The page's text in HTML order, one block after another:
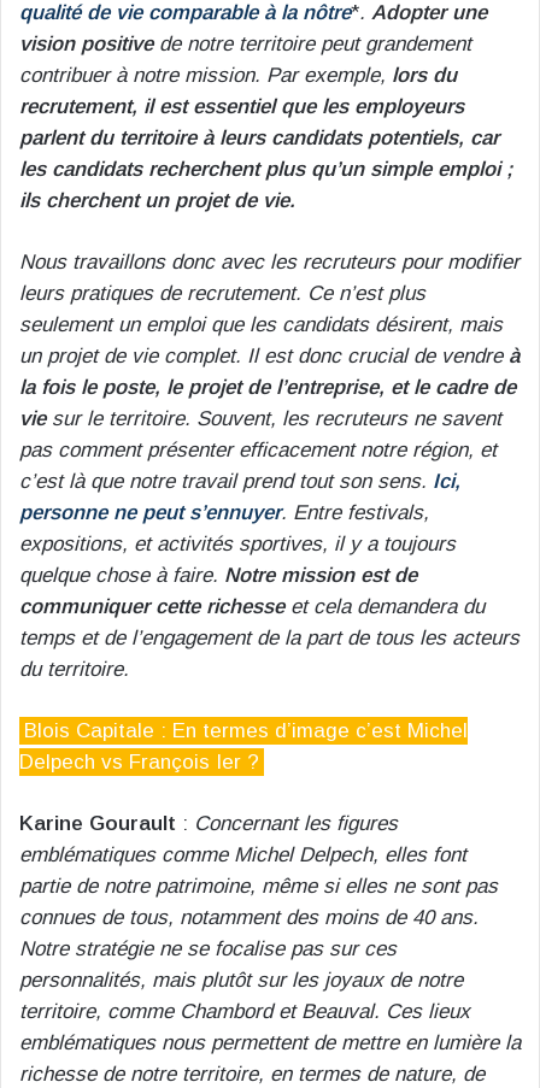
qualité de vie comparable à la nôtre*. Adopter une
vision positivede notre territoire peut grandement
contribuer à notre mission. Par exemple, lors du
recrutement, il est essentiel que les employeurs
parlent du territoire à leurs candidats potentiels, car
les candidats recherchent plus qu’un simple emploi ;
ils cherchent un projet de vie.
Nous travaillons donc avec les recruteurs pour modifier
leurs pratiques de recrutement. Ce n’est plus
seulement un emploi que les candidats désirent, mais
un projet de vie complet. Il est donc crucial de vendre à
la fois le poste, le projet de l’entreprise, et le cadre de
viesur le territoire. Souvent, les recruteurs ne savent
pas comment présenter efficacement notre région, et
c’est là que notre travail prend tout son sens. Ici,
personne ne peut s’ennuyer. Entre festivals,
expositions, et activités sportives, il y a toujours
quelque chose à faire. Notre mission est de
communiquer cette richesseet cela demandera du
temps et de l’engagement de la part de tous les acteurs
du territoire.
Blois Capitale : En termes d’image c’est Michel
Delpech vs François Ier ?
Karine Gourault : Concernant les figures
emblématiques comme Michel Delpech, elles font
partie de notre patrimoine, même si elles ne sont pas
connues de tous, notamment des moins de 40 ans.
Notre stratégie ne se focalise pas sur ces
personnalités, mais plutôt sur les joyaux de notre
territoire, comme Chambord et Beauval. Ces lieux
emblématiques nous permettent de mettre en lumière la
richesse de notre territoire, en termes de nature, de